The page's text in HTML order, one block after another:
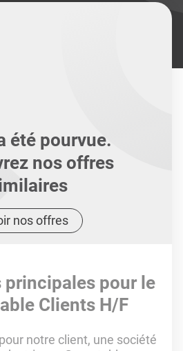
été pourvue.
nos offres
nos offres
principales pour le
Clients H/F
notre client, une société